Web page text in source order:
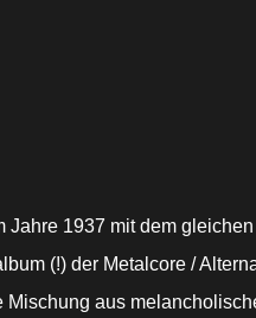
1937 mit dem
(!) der Metalcore /
aus